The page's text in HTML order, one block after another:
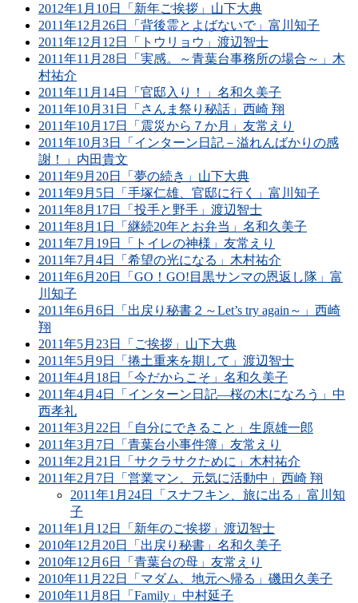
2012年1月10日「新年ご挨拶」山下大典
2011年12月26日「背後霊とよばないで」富川知子
2011年12月12日「トウリョウ」渡辺智士
2011年11月28日「実感。～青葉台事務所の場合～」木
村祐介
2011年11月14日「官邸入り！」名和久美子
2011年10月31日「さんま祭り秘話」西崎 翔
2011年10月17日「震災から７か月」友常えり
2011年10月3日「インターン日記－溢れんばかりの感
謝！」内田貴文
2011年9月20日「夢の続き」山下大典
2011年9月5日「手塚仁雄、官邸に行く」富川知子
2011年8月17日「投手と野手」渡辺智士
2011年8月1日「継続20年とお弁当」名和久美子
2011年7月19日「トイレの神様」友常えり
2011年7月4日「希望の光になる」木村祐介
2011年6月20日「GO！GO!目黒サンマの恩返し隊」富
川知子
2011年6月6日「出戻り秘書２～Let’s try again～」西崎
翔
2011年5月23日「ご挨拶」山下大典
2011年5月9日「捲土重来を期して」渡辺智士
2011年4月18日「今だからこそ」名和久美子
2011年4月4日「インターン日記―桜の木になろう」中
西孝礼
2011年3月22日「自分にできること」生原雄一郎
2011年3月7日「青葉台小事件簿」友常えり
2011年2月21日「サクラサクために」木村祐介
2011年2月7日「営業マン、元気に活動中」西崎 翔
2011年1月24日「スナフキン、旅に出る」富川知
子
2011年1月12日「新年のご挨拶」渡辺智士
2010年12月20日「出戻り秘書」名和久美子
2010年12月6日「青葉台の母」友常えり
2010年11月22日「マダム、地元へ帰る」磯田久美子
2010年11月8日「Family」中村延子